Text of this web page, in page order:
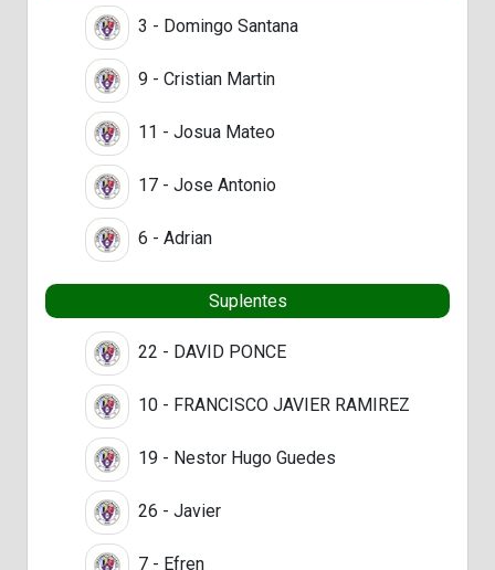
3 - Domingo Santana
9 - Cristian Martin
11 - Josua Mateo
17 - Jose Antonio
6 - Adrian
Suplentes
22 - DAVID PONCE
10 - FRANCISCO JAVIER RAMIREZ
19 - Nestor Hugo Guedes
26 - Javier
7 - Efren